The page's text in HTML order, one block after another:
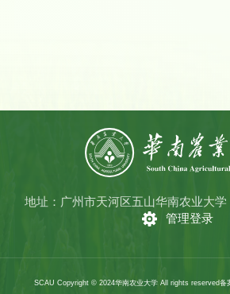
地址：广州市天河区五山华南农业大学
管理登录
SCAU Copyright © 2024华南农业大学 All rights reserved备